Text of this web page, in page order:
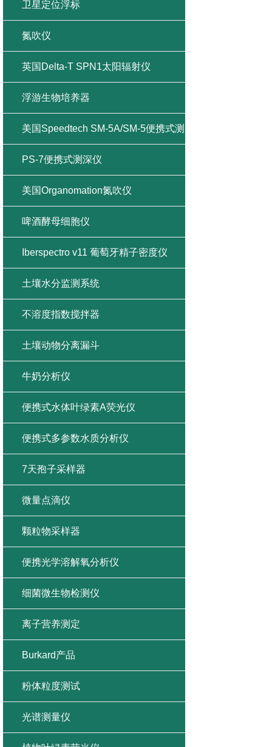
卫星定位浮标
氮吹仪
英国Delta-T SPN1太阳辐射仪
浮游生物培养器
美国Speedtech SM-5A/SM-5便携式测
深仪
PS-7便携式测深仪
美国Organomation氮吹仪
啤酒酵母细胞仪
Iberspectro v11 葡萄牙精子密度仪
土壤水分监测系统
不溶度指数搅拌器
土壤动物分离漏斗
牛奶分析仪
便携式水体叶绿素A荧光仪
便携式多参数水质分析仪
7天孢子采样器
微量点滴仪
颗粒物采样器
便携光学溶解氧分析仪
细菌微生物检测仪
离子营养测定
Burkard产品
粉体粒度测试
光谱测量仪